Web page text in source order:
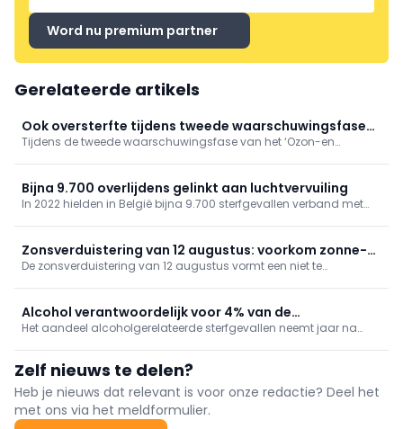
Word nu premium partner
Gerelateerde artikels
Ook oversterfte tijdens tweede waarschuwingsfase
'Ozon- en hitteplan'
Tijdens de tweede waarschuwingsfase van het ‘Ozon-en
hoewel beperkter dan tijdens de hittegolf eind juni.
Bijna 9.700 overlijdens gelinkt aan luchtvervuiling
In 2022 hielden in België bijna 9.700 sterfgevallen verband met
overlijden in kaart.
Zonsverduistering van 12 augustus: voorkom zonne-
retinopathie
De zonsverduistering van 12 augustus vormt een niet te
of „eclipsretinopathie”, te veroorzaken.
Alcohol verantwoordelijk voor 4% van de
sterfgevallen in België
Het aandeel alcoholgerelateerde sterfgevallen neemt jaar na
Zelf nieuws te delen?
Heb je nieuws dat relevant is voor onze redactie? Deel het
met ons via het meldformulier.